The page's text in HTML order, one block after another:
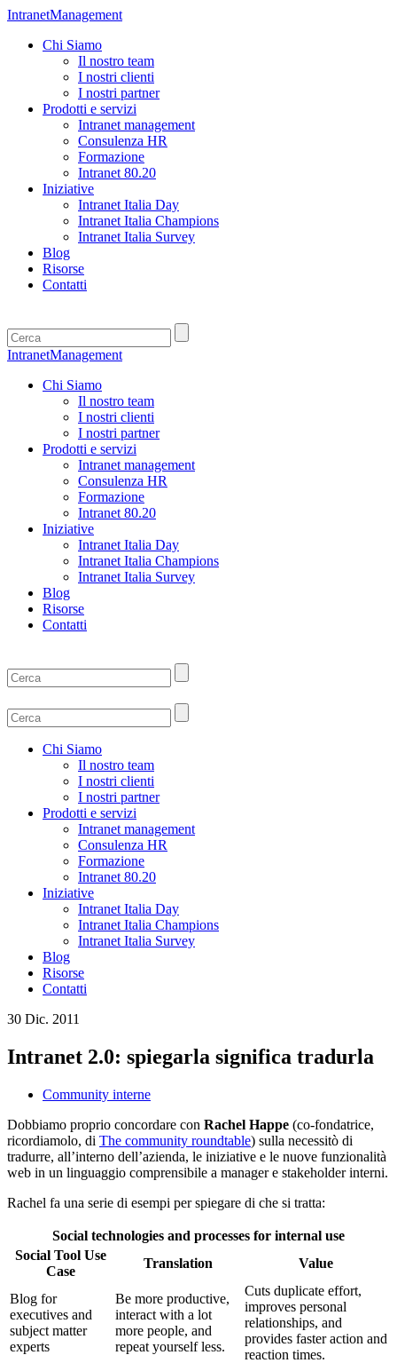
IntranetManagement
Chi Siamo
Il nostro team
I nostri clienti
I nostri partner
Prodotti e servizi
Intranet management
Consulenza HR
Formazione
Intranet 80.20
Iniziative
Intranet Italia Day
Intranet Italia Champions
Intranet Italia Survey
Blog
Risorse
Contatti
IntranetManagement
Chi Siamo
Il nostro team
I nostri clienti
I nostri partner
Prodotti e servizi
Intranet management
Consulenza HR
Formazione
Intranet 80.20
Iniziative
Intranet Italia Day
Intranet Italia Champions
Intranet Italia Survey
Blog
Risorse
Contatti
Chi Siamo
Il nostro team
I nostri clienti
I nostri partner
Prodotti e servizi
Intranet management
Consulenza HR
Formazione
Intranet 80.20
Iniziative
Intranet Italia Day
Intranet Italia Champions
Intranet Italia Survey
Blog
Risorse
Contatti
30 Dic. 2011
Intranet 2.0: spiegarla significa tradurla
Community interne
Dobbiamo proprio concordare con Rachel Happe (co-fondatrice,
ricordiamolo, di The community roundtable) sulla necessitò di
tradurre, all’interno dell’azienda, le iniziative e le nuove funzionalità
web in un linguaggio comprensibile a manager e stakeholder interni.
Rachel fa una serie di esempi per spiegare di che si tratta:
Social technologies and processes for internal use
Social Tool Use
Case
Translation Value
Blog for
executives and
subject matter
experts
Be more productive,
interact with a lot
more people, and
repeat yourself less.
Cuts duplicate effort,
improves personal
relationships, and
provides faster action and
reaction times.